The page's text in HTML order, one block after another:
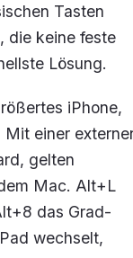
Tasten
die keine feste
Lösung.
iPhone,
Mit einer
gelten
Mac. Alt+L
das Grad-
wechselt,